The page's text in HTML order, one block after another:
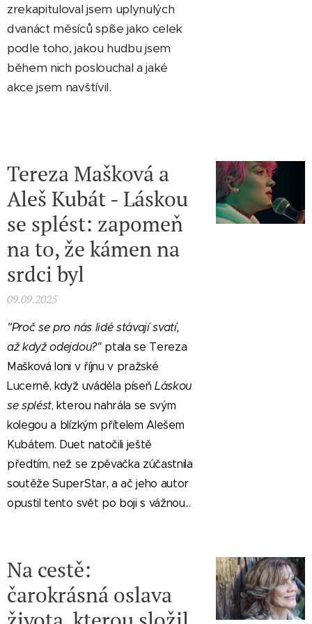
zrekapituloval jsem uplynulých
dvanáct měsíců spíše jako celek
podle toho, jakou hudbu jsem
během nich poslouchal a jaké
akce jsem navštívil.
Tereza Mašková a
Aleš Kubát - Láskou
se splést: zapomeň
na to, že kámen na
srdci byl
09.09.2025
"Proč se pro nás lidé stávají svatí,
až když odejdou?"ptala se Tereza
Mašková loni v říjnu v pražské
Lucerně, když uváděla píseňLáskou
se splést, kterou nahrála se svým
kolegou a blízkým přítelem Alešem
Kubátem. Duet natočili ještě
předtím, než se zpěvačka zúčastnila
soutěže SuperStar, a ač jeho autor
opustil tento svět po boji s vážnou...
Na cestě:
čarokrásná oslava